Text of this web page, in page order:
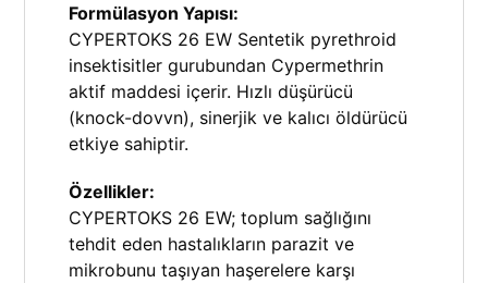
Formülasyon Yapısı:
CYPERTOKS 26 EW Sentetik pyrethroid
insektisitler gurubundan Cypermethrin
aktif maddesi içerir. Hızlı düşürücü
(knock-dovvn), sinerjik ve kalıcı öldürücü
etkiye sahiptir.
Özellikler:
CYPERTOKS 26 EW; toplum sağlığını
tehdit eden hastalıkların parazit ve
mikrobunu taşıyan haşerelere karşı